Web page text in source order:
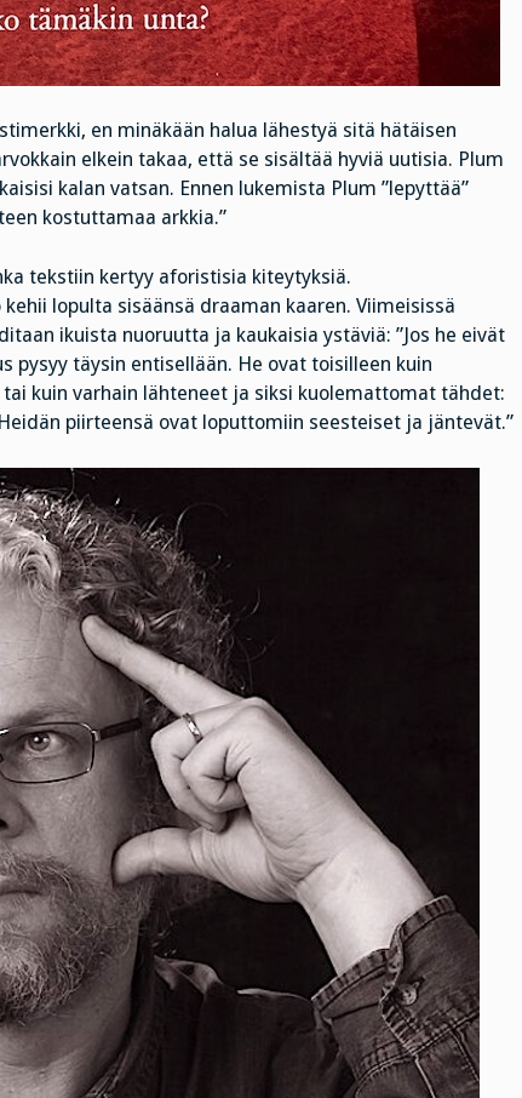
en minäkään halua lähestyä sitä hätäisen
elkein takaa, että se sisältää hyviä uutisia. Plum
kalan vatsan. Ennen lukemista Plum ”lepyttää”
kostuttamaa arkkia.”
tekstiin kertyy aforistisia kiteytyksiä.
lopulta sisäänsä draaman kaaren. Viimeisissä
ikuista nuoruutta ja kaukaisia ystäviä: ”Jos he eivät
pysyy täysin entisellään. He ovat toisilleen kuin
kuin varhain lähteneet ja siksi kuolemattomat tähdet:
piirteensä ovat loputtomiin seesteiset ja jäntevät.”